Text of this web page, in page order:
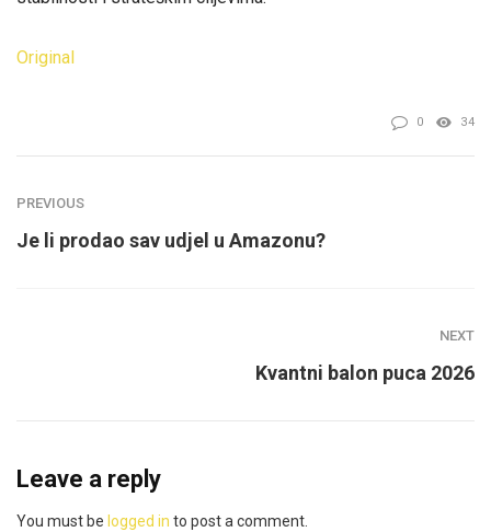
Original
0 34
PREVIOUS
Je li prodao sav udjel u Amazonu?
NEXT
Kvantni balon puca 2026
Leave a reply
You must be logged in to post a comment.